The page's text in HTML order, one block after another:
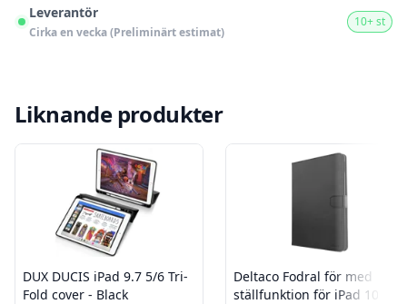
Leverantör
Cirka en vecka (Preliminärt estimat)
10+ st
Liknande produkter
DUX DUCIS iPad 9.7 5/6 Tri-
Fold cover - Black
Deltaco Fodral för med
ställfunktion för iPad 10,2"